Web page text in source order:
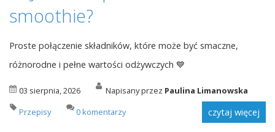
smoothie?
Proste połączenie składników, które może być smaczne,
różnorodne i pełne wartości odżywczych 💙
03 sierpnia, 2026 Napisany przez Paulina Limanowska
Przepisy
0 komentarzy czytaj więcej